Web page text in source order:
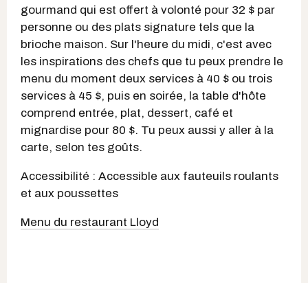
gourmand qui est offert à volonté pour 32 $ par
personne ou des plats signature tels que la
brioche maison. Sur l'heure du midi, c'est avec
les inspirations des chefs que tu peux prendre le
menu du moment deux services à 40 $ ou trois
services à 45 $, puis en soirée, la table d'hôte
comprend entrée, plat, dessert, café et
mignardise pour 80 $. Tu peux aussi y aller à la
carte, selon tes goûts.
Accessibilité : Accessible aux fauteuils roulants
et aux poussettes
Menu du restaurant Lloyd